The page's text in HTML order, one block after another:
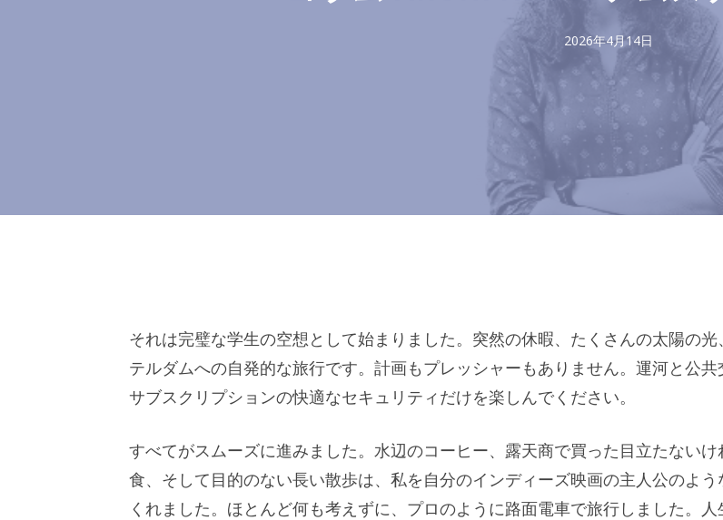
2026年4月14日
それは完璧な学生の空想として始まりました。突然の休暇、たくさんの太陽の光
テルダムへの自発的な旅行です。計画もプレッシャーもありません。運河と公
サブスクリプションの快適なセキュリティだけを楽しんでください。
すべてがスムーズに進みました。水辺のコーヒー、露天商で買った目立たない
食、そして目的のない長い散歩は、私を自分のインディーズ映画の主人公のよう
くれました。ほとんど何も考えずに、プロのように路面電車で旅行しました。人